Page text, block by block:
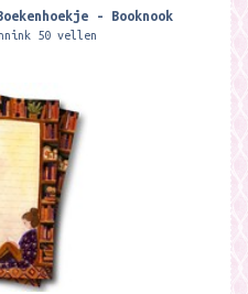
- Booknook
50 vellen